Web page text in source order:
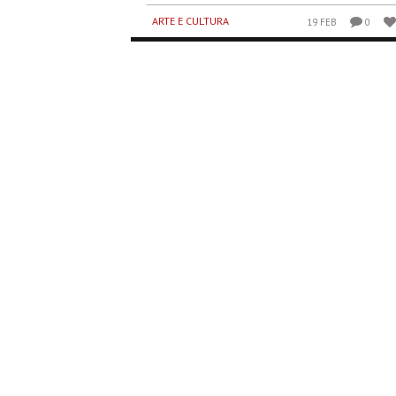
ARTE E CULTURA 19 FEB 0